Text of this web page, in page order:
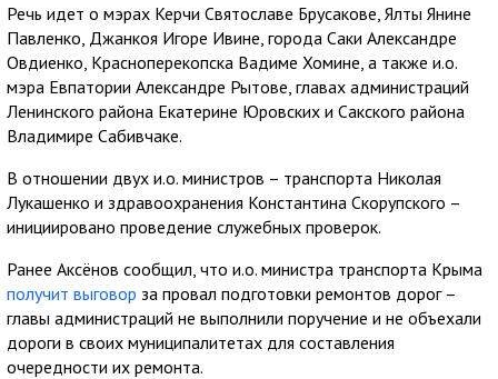
Речь идет о мэрах Керчи Святославе Брусакове, Ялты Янине
Павленко, Джанкоя Игоре Ивине, города Саки Александре
Овдиенко, Красноперекопска Вадиме Хомине, а также и.о.
мэра Евпатории Александре Рытове, главах администраций
Ленинского района Екатерине Юровских и Сакского района
Владимире Сабивчаке.
В отношении двух и.о. министров – транспорта Николая
Лукашенко и здравоохранения Константина Скорупского –
инициировано проведение служебных проверок.
Ранее Аксёнов сообщил, что и.о. министра транспорта Крыма
получит выговор за провал подготовки ремонтов дорог –
главы администраций не выполнили поручение и не объехали
дороги в своих муниципалитетах для составления
очередности их ремонта.